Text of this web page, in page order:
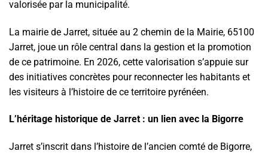
valorisée par la municipalité.
La mairie de Jarret, située au 2 chemin de la Mairie, 65100
Jarret, joue un rôle central dans la gestion et la promotion
de ce patrimoine. En 2026, cette valorisation s’appuie sur
des initiatives concrètes pour reconnecter les habitants et
les visiteurs à l’histoire de ce territoire pyrénéen.
L’héritage historique de Jarret : un lien avec la Bigorre
Jarret s’inscrit dans l’histoire de l’ancien comté de Bigorre,